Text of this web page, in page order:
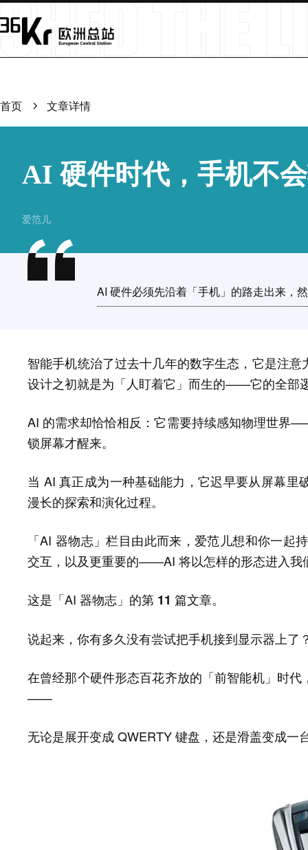
首页 文章详情
AI 硬件时代，手机不
爱范儿
AI 硬件必须先沿着「手机」的路走出来，
智能手机统治了过去十几年的数字生态，它是注
设计之初就是为「人盯着它」而生的——它的全部
AI 的需求却恰恰相反：它需要持续感知物理世界
锁屏幕才醒来。
当 AI 真正成为一种基础能力，它迟早要从屏幕
漫长的探索和演化过程。
「AI 器物志」栏目由此而来，爱范儿想和你一
交互，以及更重要的——AI 将以怎样的形态进入我
这是「AI 器物志」的第 11 篇文章。
说起来，你有多久没有尝试把手机接到显示器上了
在曾经那个硬件形态百花齐放的「前智能机」时
——
无论是展开变成 QWERTY 键盘，还是滑盖变成一